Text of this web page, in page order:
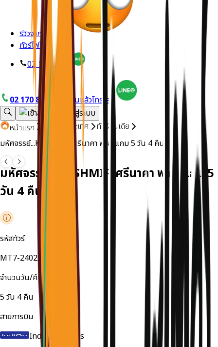
รีวิวจากลูกค้า
ทัวร์ไฟไหม้
02 170 8714
02 170 8714 อยากบินแล้วโทรเลย
หน้าแรก ทัวร์ต่างประเทศ
ทัวร์อินเดีย
มหัศจรรย์...KASHMIR ศรีนาคา พาฮาแกม 5 วัน 4 คืน
มหัศจรรย์...KASHMIR ศรีนาคา พาฮาแกม 5
วัน 4 คืน
รหัสทัวร์
MT7-240226MB
จำนวนวัน/คืน
5วัน 4 คืน
สายการบิน
IndiGo Airlines